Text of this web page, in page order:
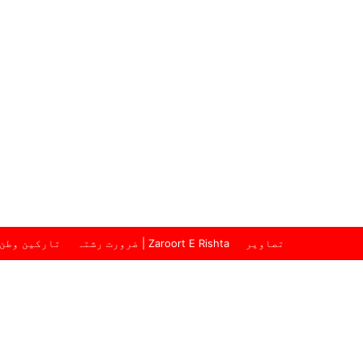
تارکین وطن ضرورت رشتہ | Zaroort E Rishta تصاویر